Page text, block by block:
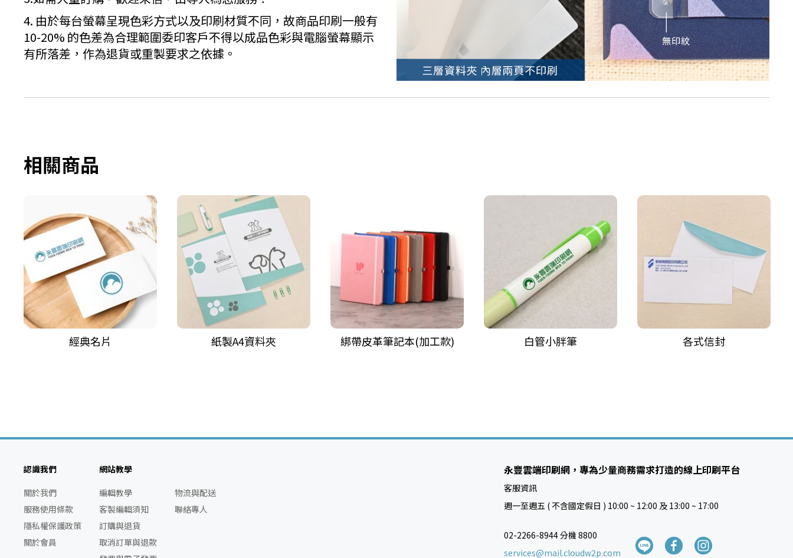
4. 由於每台螢幕呈現色彩方式以及印刷材質不同， 故商品印刷一般有
10-20% 的色差為合理範圍委印客戶不得以成品色彩與電腦螢幕顯示
有所落差，作為退貨或重製要求之依據。
相關商品
經典名片 紙製A4資料夾 綁帶皮革筆記本(加工款) 白管小胖筆 各式信封
認識我們
關於我們
服務使用條款
隱私權保護政策
關於會員
網站教學
編輯教學
客製編輯須知
訂購與退貨
取消訂單與退款
物流與配送
聯絡專人
永豐雲端印刷網，專為少量商務需求打造的線上印刷平台
客服資訊
週一至週五 ( 不含國定假日 ) 10:00 ~ 12:00 及 13:00 ~ 17:00
02-2266-8944 分機 8800
services@mail.cloudw2p.com